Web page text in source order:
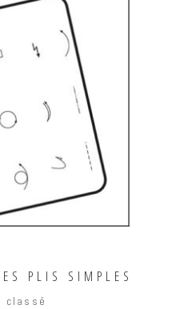
AU PANIER
PLIS SIMPLES
classé